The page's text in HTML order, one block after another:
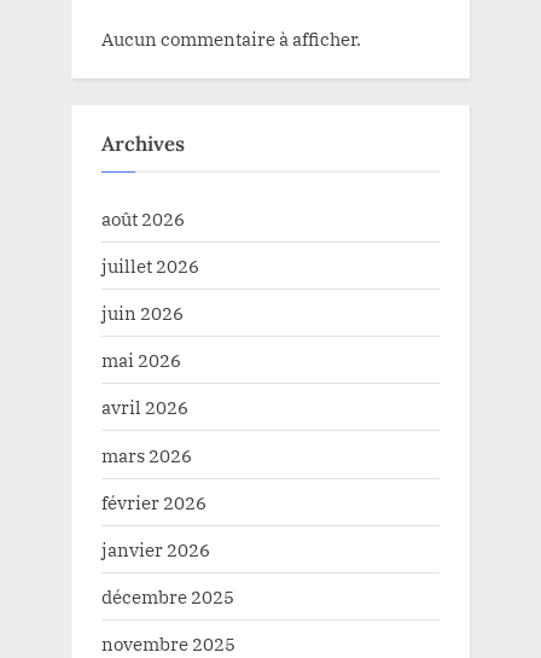
Aucun commentaire à afficher.
Archives
août 2026
juillet 2026
juin 2026
mai 2026
avril 2026
mars 2026
février 2026
janvier 2026
décembre 2025
novembre 2025